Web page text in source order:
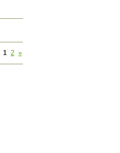
1 2 »